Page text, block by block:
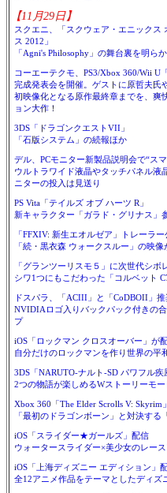
【11月29日】
スクエニ、「スクウェア・エニックス
ス 2012」
「Agni's Philosophy」の舞台裏を明ら
コーエーテクモ、PS3/Xbox 360/Wii U
完成発表会を開催。ゲストに原哲夫氏
初映像化となる原作最終章までを、爽
ョン大作！
3DS「ドラゴンクエストVII」
「石版システム」の続報ほか
デル、PCモニター新製品説明会で“ス
ウルトラワイド液晶やタッチパネル液
ニターの投入は見送り
PS Vita「テイルズ オブ ハーツ R」
新キャラクター「ガラド・グリナス」
「FFXIV: 新生エオルゼア」トレーラー
「続・黒衣森 ウォークスルー」の映像
「グランツーリスモ５」に次世代シボ
シワ1つにもこだわった「コルベット
ドスパラ、「ACIII」と「CoDBOII」推
NVIDIAロゴ入りバックパック付きの
プ
iOS「ロックマン クロスオーバー」が
自分だけのロックマンを作り世界の平
3DS「NARUTO-ナルト-SD パワフル疾
2つの物語が楽しめるWストーリーモ
Xbox 360「The Elder Scrolls V: Skyrim
「最初のドラゴンボーン」と対決する
iOS「スライダー★ガールズ」配信
ウォータースライダー×美少女のレー
iOS「上海ディズニー エディション」
全12アニメ作品をテーマとしたディズ